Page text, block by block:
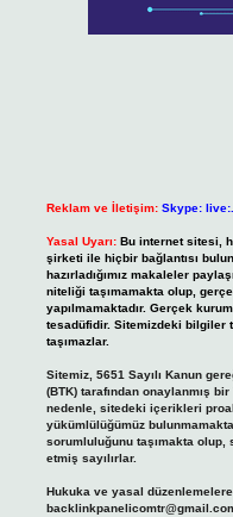
Reklam ve İletişim: Skype:
Yasal Uyarı: Bu internet sitesi,
şirketi ile hiçbir bağlantısı
hazırladığımız makaleler
niteliği taşımamakta olup,
yapılmamaktadır. Gerçek
tesadüfidir. Sitemizdeki bilgiler
taşımazlar.
Sitemiz, 5651 Sayılı Kanun
(BTK) tarafından onaylanmış
nedenle, sitedeki içerikleri
yükümlülüğümüz
sorumluluğunu taşımakta
etmiş sayılırlar.
Hukuka ve yasal